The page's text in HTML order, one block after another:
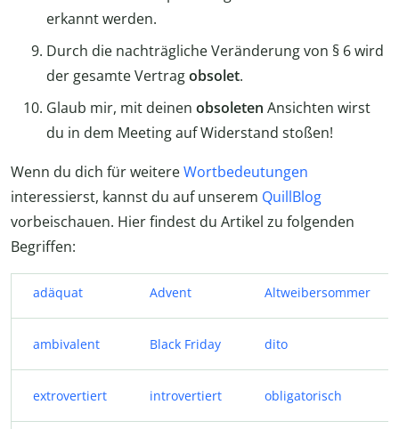
erkannt werden.
Durch die nachträgliche Veränderung von § 6 wird
der gesamte Vertragobsolet.
Glaub mir, mit deinen obsoleten Ansichten wirst
du in dem Meeting auf Widerstand stoßen!
Wenn du dich für weitereWortbedeutungen
interessierst, kannst du auf unserem QuillBlog
vorbeischauen. Hier findest du Artikel zu folgenden
Begriffen:
adäquat Advent Altweibersommer
ambivalent Black Friday dito
extrovertiert introvertiert obligatorisch